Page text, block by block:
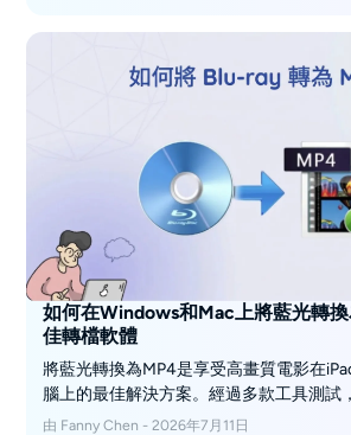
HandBrake在相同來源上使用CPU則需要
如何在Windows和Mac上將藍光轉
佳轉檔軟體
將藍光轉換為MP4是享受高畫質電影在
腦上的最佳解決方案。經過多款工具測試
檔器在Windows和Mac上能平衡速度、品
由 Fanny Chen - 2026年7月11日